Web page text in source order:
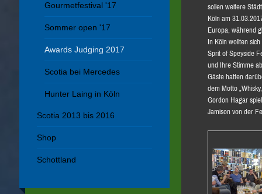
sollen weitere
Köln am
Europa, während
In Köln wollten
Sprit of Speyside
und Ihre Stimme
Gäste hatten
dem Motto
Gordon Hagar
Jamison von der
Gourmetfestival '17
Sommer open '17
Awards Judging 2017
Scotia bei Mercedes
Hunter Laing in Köln
Scotia 2013 bis 2016
Shop
Schottland